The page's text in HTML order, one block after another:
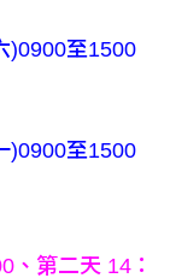
)0900至1500
)0900至1500
第二天 14：